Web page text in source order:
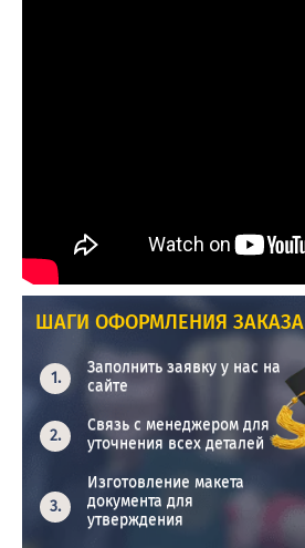
ШАГИ ОФОРМЛЕНИЯ ЗАКАЗА
Заполнить заявку у нас на
сайте
Связь с менеджером для
уточнения всех деталей
Изготовление макета
документа для
утверждения